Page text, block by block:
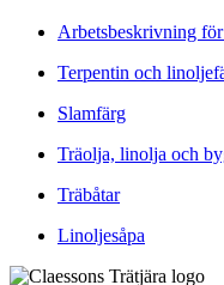
Arbetsbeskrivning
Terpentin och
Slamfärg
Träolja, linolja och
Träbåtar
Linoljesåpa